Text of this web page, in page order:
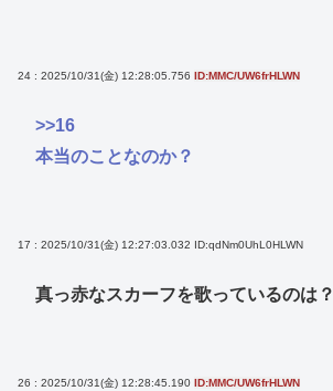
24 : 2025/10/31(金) 12:28:05.756 ID:MMC/UW6frHLWN
>>16
本当のことなのか？
17 : 2025/10/31(金) 12:27:03.032 ID:qdNm0UhL0HLWN
真っ赤なスカーフを歌っているのは？
26 : 2025/10/31(金) 12:28:45.190 ID:MMC/UW6frHLWN